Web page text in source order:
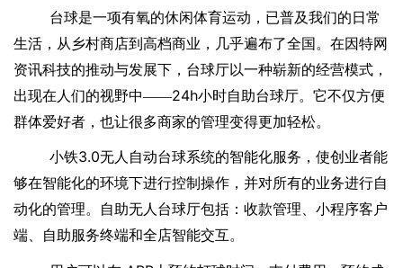
台球是一项有氧的休闲体育运动 ， 已普及我们的日常
生活， 从 乡村商店到高档商业 ， 几乎遍布了全国 。 在因特网
资讯科技的推动与发展下 ， 台球厅以一种崭新的经营模式，
出现在人们的视野中——24h小时自助台球厅。它不仅方便
群体爱好者，也让很多商家的管理变得更加轻松。
小铁3.0无人自动台球系统的智能化服务 ，使创业者能
够在智能化的环境下进行控制 操作， 并对所有的业务进行自
动化的管理。 自助无人 台球厅包括： 收款管理、小程序客户
端、自助服务终端和全店智能交互。